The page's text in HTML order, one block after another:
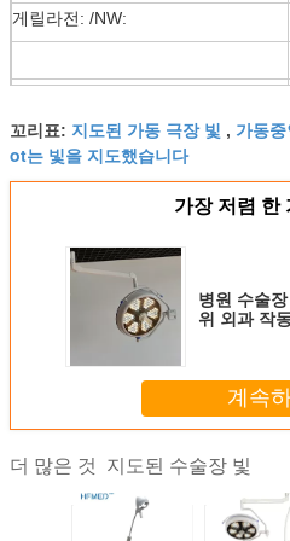
게릴라전: /NW:
게릴라전: /NW:
꼬리표: 지도된 가동 극장 빛 , 가동
ot는 빛을 지도했습니다
가장 저렴 한
병원 수술
위 외과 작
계속
더 많은 것 지도된 수술장 빛